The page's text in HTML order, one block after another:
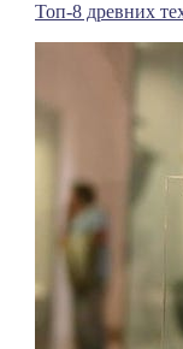
Топ-8 древних